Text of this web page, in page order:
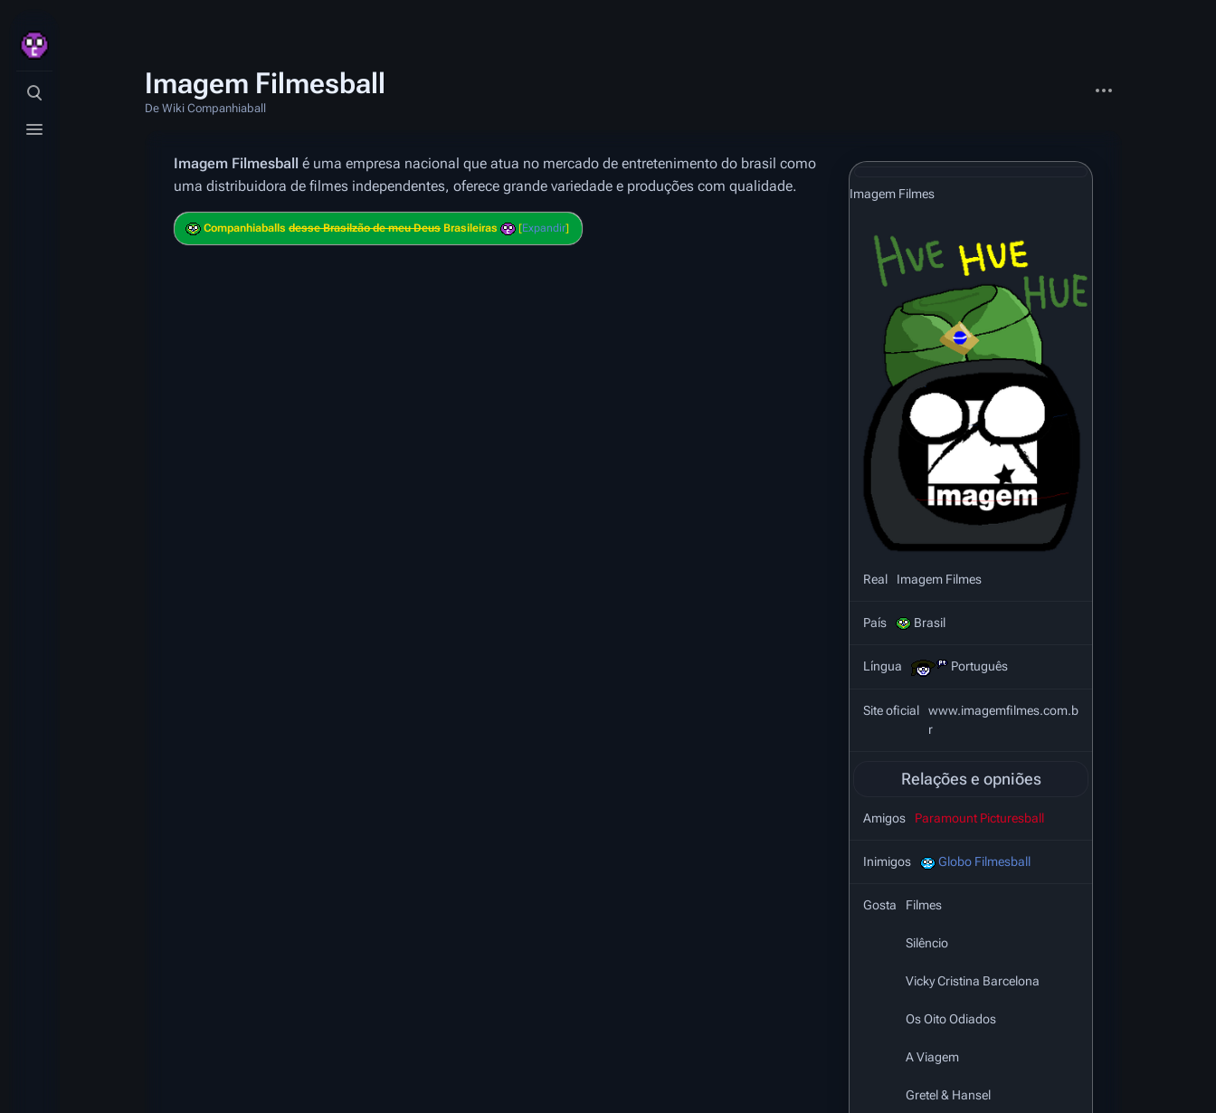
Ativa a pesquisa
Ativa o menu
Imagem Filmesball
De Wiki Companhiaball
Imagem Filmes
Real Imagem Filmes
País Brasil
Língua Português
Site oficial
www.imagemfilmes.com.b
r
Relações e opniões
Amigos Paramount Picturesball
Inimigos Globo Filmesball
Gosta Filmes
Silêncio
Vicky Cristina Barcelona
Os Oito Odiados
A Viagem
Gretel & Hansel
Imagem Filmesball é uma empresa nacional que atua no mercado de entretenimento do brasil como
uma distribuidora de filmes independentes, oferece grande variedade e produções com qualidade.
Expandir
Companhiaballsdesse Brasilzão de meu DeusBrasileiras